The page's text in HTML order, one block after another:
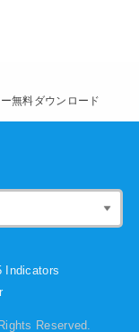
無料ダウンロード
Indicators
Reserved.